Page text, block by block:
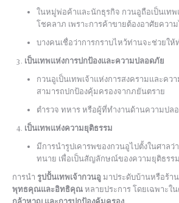
ในหมู่พ่อค้าและนักธุรกิจ กวนอูถือเป็นเท
โชคลาภ เพราะการค้าขายต้องอาศัยความ
บางคนเชื่อว่าการกราบไหว้ท่านจะช่วยใ
เป็นเทพแห่งการปกป้องและความปลอดภัย
กวนอูเป็นเทพเจ้าแห่งการสงครามและคว
สามารถปกป้องคุ้มครองจากภยันตราย
ตำรวจ ทหาร หรือผู้ที่ทำงานด้านความปล
เป็นเทพแห่งความยุติธรรม
มีการนำรูปเคารพของกวนอูไปตั้งในศาล
ทนาย เพื่อเป็นสัญลักษณ์ของความยุติธรร
การนำ รูปปั้นเทพเจ้ากวนอู มาประดับบ้านหรือร้า
พุทธคุณและอิทธิคุณ หลายประการ โดยเฉพาะใ